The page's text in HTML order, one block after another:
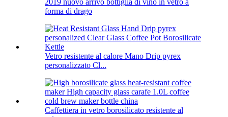
2019 nuovo arrivo bottiglia di vino in vetro a
forma di drago
Vetro resistente al calore Mano Drip pyrex
personalizzato Cl...
Caffettiera in vetro borosilicato resistente al